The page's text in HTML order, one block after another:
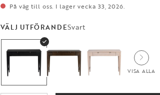
På väg till oss. I lager vecka 33, 2026.
VÄLJ UTFÖRANDESvart
VISA ALLA